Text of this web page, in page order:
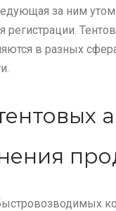
за ним
регистрации.
в разных